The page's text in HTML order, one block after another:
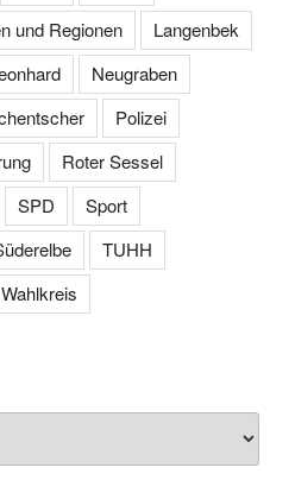
und Regionen
Langenbek
Neugraben
Polizei
Roter Sessel
SPD
Sport
TUHH
Wahlkreis